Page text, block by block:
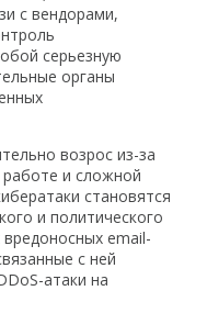
с вендорами,
серьезную
органы
возрос из-за
работе и сложной
становятся
и политического
email-
с ней
атаки на